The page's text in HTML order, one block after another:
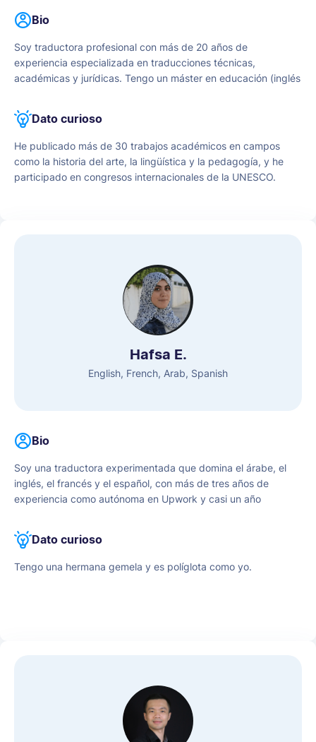
Bio
Soy traductora profesional con más de 20 años de
experiencia especializada en traducciones técnicas,
académicas y jurídicas. Tengo un máster en educación (inglés
proporciona una base sólida para realizar traducciones
precisas y matizadas. Me enorgullece entregar un trabajo
preciso y adecuado al contexto, cumpliendo plazos
ajustados. Lo que más me gusta de la traducción es el reto de
tender puentes entre lenguas y culturas, asegurándome de
que cada detalle se comunique eficazmente.
Dato curioso
He publicado más de 30 trabajos académicos en campos
como la historia del arte, la lingüística y la pedagogía, y he
participado en congresos internacionales de la UNESCO.
Hafsa E.
English, French, Arab, Spanish
Bio
Soy una traductora experimentada que domina el árabe, el
inglés, el francés y el español, con más de tres años de
experiencia como autónoma en Upwork y casi un año
traducciones precisas y con matices culturales que
garanticen que el mensaje resuene en el público objetivo. Mi
pasión por los idiomas y la atención al detalle impulsan mi
compromiso de ofrecer un trabajo de alta calidad a mis
Dato curioso
Tengo una hermana gemela y es políglota como yo.